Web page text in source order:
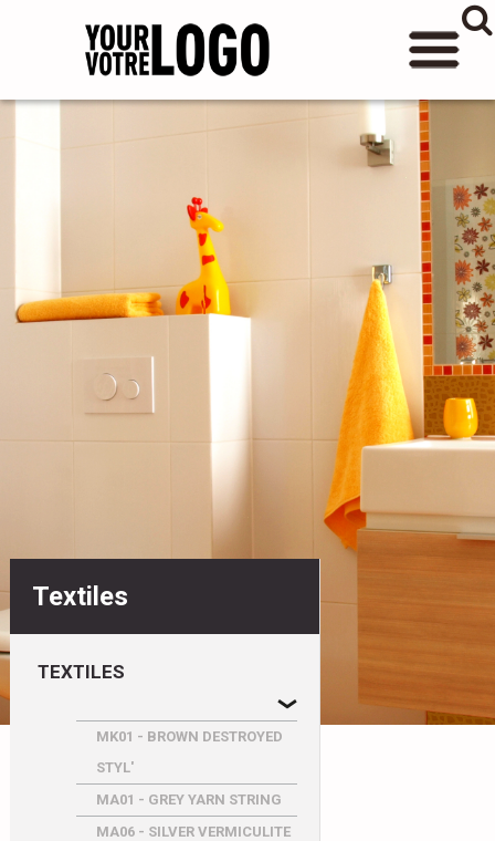
Textiles
TEXTILES
MK01 - BROWN DESTROYED
STYL'
MA01 - GREY YARN STRING
MA06 - SILVER VERMICULITE